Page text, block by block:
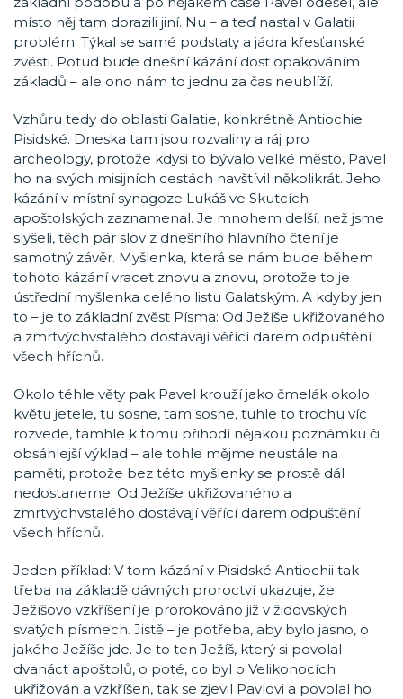
místo něj tam dorazili jiní. Nu – a teď nastal v Galatii
problém. Týkal se samé podstaty a jádra křesťanské
zvěsti. Potud bude dnešní kázání dost opakováním
základů – ale ono nám to jednu za čas neublíží.
Vzhůru tedy do oblasti Galatie, konkrétně Antiochie
Pisidské. Dneska tam jsou rozvaliny a ráj pro
archeology, protože kdysi to bývalo velké město, Pavel
ho na svých misijních cestách navštívil několikrát. Jeho
kázání v místní synagoze Lukáš ve Skutcích
apoštolských zaznamenal. Je mnohem delší, než jsme
slyšeli, těch pár slov z dnešního hlavního čtení je
samotný závěr. Myšlenka, která se nám bude během
tohoto kázání vracet znovu a znovu, protože to je
ústřední myšlenka celého listu Galatským. A kdyby jen
to – je to základní zvěst Písma: Od Ježíše ukřižovaného
a zmrtvýchvstalého dostávají věřící darem odpuštění
všech hříchů.
Okolo téhle věty pak Pavel krouží jako čmelák okolo
květu jetele, tu sosne, tam sosne, tuhle to trochu víc
rozvede, támhle k tomu přihodí nějakou poznámku či
obsáhlejší výklad – ale tohle mějme neustále na
paměti, protože bez této myšlenky se prostě dál
nedostaneme. Od Ježíše ukřižovaného a
zmrtvýchvstalého dostávají věřící darem odpuštění
všech hříchů.
Jeden příklad: V tom kázání v Pisidské Antiochii tak
třeba na základě dávných proroctví ukazuje, že
Ježíšovo vzkříšení je prorokováno již v židovských
svatých písmech. Jistě – je potřeba, aby bylo jasno, o
jakého Ježíše jde. Je to ten Ježíš, který si povolal
dvanáct apoštolů, o poté, co byl o Velikonocích
ukřižován a vzkříšen, tak se zjevil Pavlovi a povolal ho